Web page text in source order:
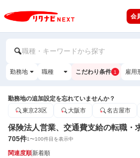
会
職種・キーワードから探す
勤務地 職種 こだわり条件 1 雇用
勤務地の追加設定を忘れていませんか？
東京23区
大阪市 名古屋市
保険法人営業、交通費支給の転職・
705件1〜100件目を表示中
関連度順新着順